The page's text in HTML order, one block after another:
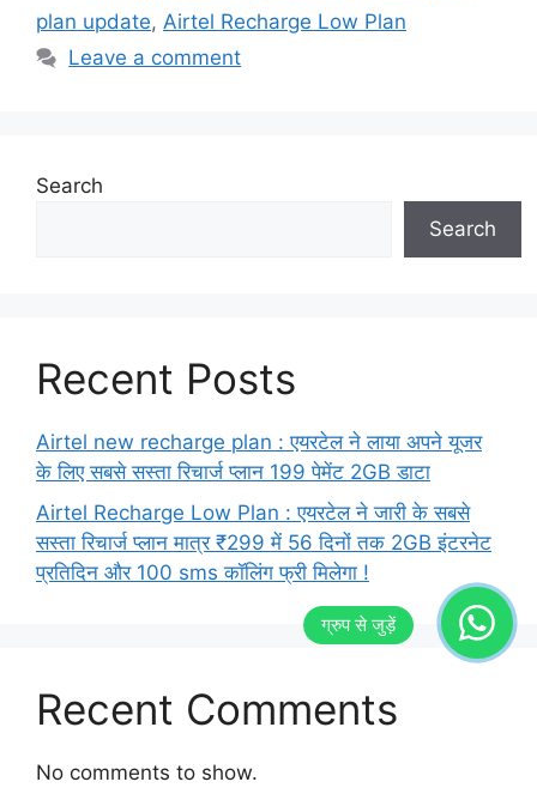
plan update, Airtel Recharge Low Plan
Leave a comment
Search
Search
Recent Posts
Airtel new recharge plan : एयरटेल ने लाया अपने यूजर
के लिए सबसे सस्ता रिचार्ज प्लान 199 पेमेंट 2GB डाटा
Airtel Recharge Low Plan : एयरटेल ने जारी के सबसे
सस्ता रिचार्ज प्लान मात्र ₹299 में 56 दिनों तक 2GB इंटरनेट
प्रतिदिन और 100 sms कॉलिंग फ्री मिलेगा !
Recent Comments
No comments to show.